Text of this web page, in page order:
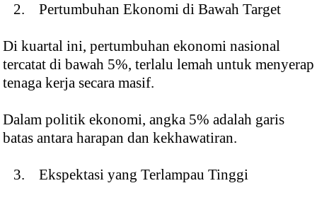
2. Pertumbuhan Ekonomi di Bawah Target
Di kuartal ini, pertumbuhan ekonomi nasional
tercatat di bawah 5%, terlalu lemah untuk menyerap
tenaga kerja secara masif.
Dalam politik ekonomi, angka 5% adalah garis
batas antara harapan dan kekhawatiran.
3. Ekspektasi yang Terlampau Tinggi